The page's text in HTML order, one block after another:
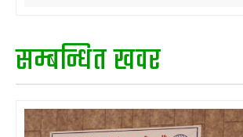
सम्बन्धित खवर